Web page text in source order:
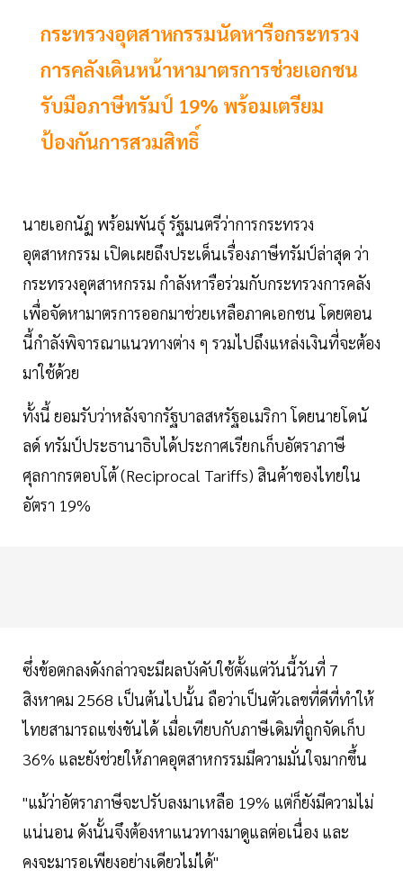
กระทรวงอุตสาหกรรมนัดหารือกระทรวง
การคลังเดินหน้าหามาตรการช่วยเอกชน
รับมือภาษีทรัมป์ 19% พร้อมเตรียม
ป้องกันการสวมสิทธิ์
นายเอกนัฏ พร้อมพันธุ์ รัฐมนตรีว่าการกระทรวง
อุตสาหกรรม เปิดเผยถึงประเด็นเรื่องภาษีทรัมป์ล่าสุด ว่า
กระทรวงอุตสาหกรรม กำลังหารือร่วมกับกระทรวงการคลัง
เพื่อจัดหามาตรการออกมาช่วยเหลือภาคเอกชน โดยตอน
นี้กำลังพิจารณาแนวทางต่าง ๆ รวมไปถึงแหล่งเงินที่จะต้อง
มาใช้ด้วย
ทั้งนี้ ยอมรับว่าหลังจากรัฐบาลสหรัฐอเมริกา โดยนายโดนั
ลด์ ทรัมป์ประธานาธิบได้ประกาศเรียกเก็บอัตราภาษี
ศุลกากรตอบโต้ (Reciprocal Tariffs) สินค้าของไทยใน
อัตรา 19%
ซึ่งข้อตกลงดังกล่าวจะมีผลบังคับใช้ตั้งแต่วันนี้วันที่ 7
สิงหาคม 2568 เป็นต้นไปนั้น ถือว่าเป็นตัวเลขที่ดีที่ทำให้
ไทยสามารถแข่งขันได้ เมื่อเทียบกับภาษีเดิมที่ถูกจัดเก็บ
36% และยังช่วยให้ภาคอุตสาหกรรมมีความมั่นใจมากขึ้น
"แม้ว่าอัตราภาษีจะปรับลงมาเหลือ 19% แต่ก็ยังมีความไม่
แน่นอน ดังนั้นจึงต้องหาแนวทางมาดูแลต่อเนื่อง และ
คงจะมารอเพียงอย่างเดียวไม่ได้"